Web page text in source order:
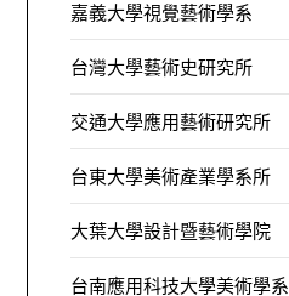
嘉義大學視覺藝術學系
台灣大學藝術史研究所
交通大學應用藝術研究所
台東大學美術產業學系所
大葉大學設計暨藝術學院
台南應用科技大學美術學系